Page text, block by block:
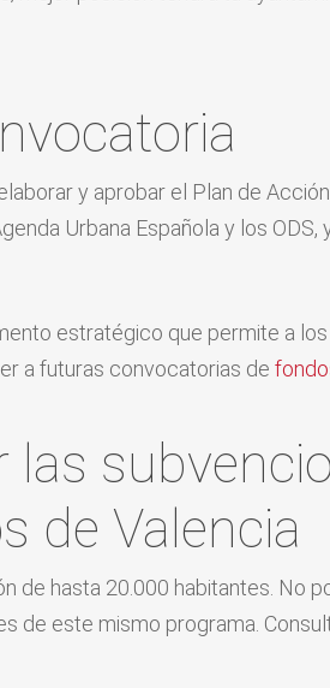
y aprobar el Plan de
Urbana Española y los
estratégico que permite a
a futuras convocatorias de
las
de Valencia
de hasta 20.000 habitantes. No
de este mismo programa.